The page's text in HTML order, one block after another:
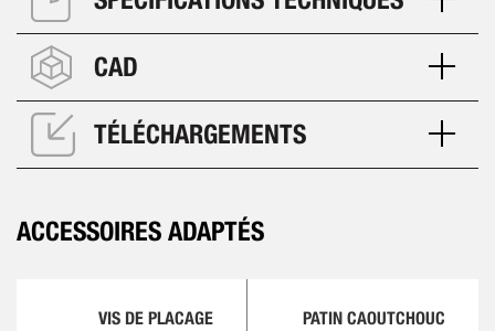
CAD
TÉLÉCHARGEMENTS
ACCESSOIRES ADAPTÉS
VIS DE PLACAGE PATIN CAOUTCHOUC